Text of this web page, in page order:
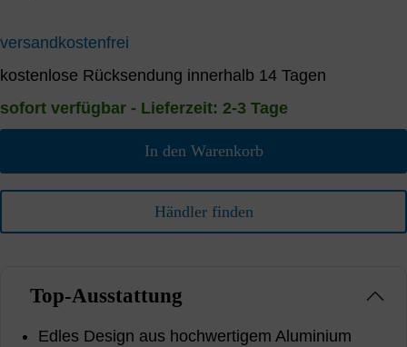
versandkostenfrei
kostenlose Rücksendung innerhalb 14 Tagen
sofort verfügbar - Lieferzeit: 2-3 Tage
In den Warenkorb
Händler finden
Top-Ausstattung
Edles Design aus hochwertigem Aluminium